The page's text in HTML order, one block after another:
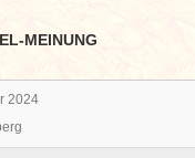
MEINUNG
2024